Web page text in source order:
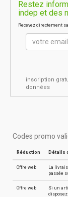
Restez
indep et des
Recevez directement
inscription
données
Codes promo
Réduction Détails
Offre web
La
passée
Offre web
Si un
disposez